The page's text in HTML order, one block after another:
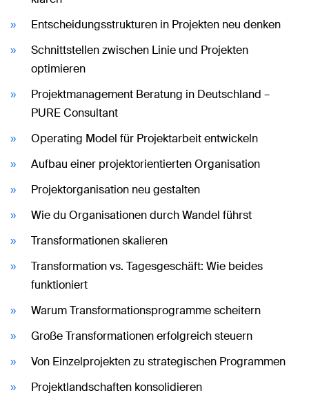
Entscheidungsstrukturen in Projekten neu denken
Schnittstellen zwischen Linie und Projekten
optimieren
Projektmanagement Beratung in Deutschland –
PURE Consultant
Operating Model für Projektarbeit entwickeln
Aufbau einer projektorientierten Organisation
Projektorganisation neu gestalten
Wie du Organisationen durch Wandel führst
Transformationen skalieren
Transformation vs. Tagesgeschäft: Wie beides
funktioniert
Warum Transformationsprogramme scheitern
Große Transformationen erfolgreich steuern
Von Einzelprojekten zu strategischen Programmen
Projektlandschaften konsolidieren